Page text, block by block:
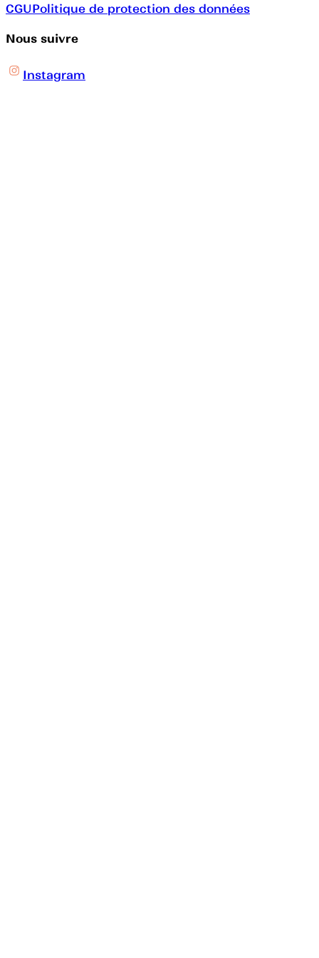
CGUPolitique de protection des données
Nous suivre
Instagram